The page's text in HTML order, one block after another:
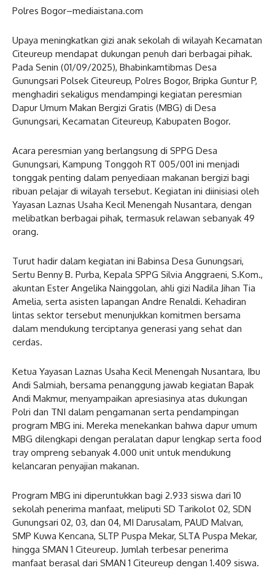
Polres Bogor–mediaistana.com
Upaya meningkatkan gizi anak sekolah di wilayah Kecamatan
Citeureup mendapat dukungan penuh dari berbagai pihak.
Pada Senin (01/09/2025), Bhabinkamtibmas Desa
Gunungsari Polsek Citeureup, Polres Bogor, Bripka Guntur P,
menghadiri sekaligus mendampingi kegiatan peresmian
Dapur Umum Makan Bergizi Gratis (MBG) di Desa
Gunungsari, Kecamatan Citeureup, Kabupaten Bogor.
Acara peresmian yang berlangsung di SPPG Desa
Gunungsari, Kampung Tonggoh RT 005/001 ini menjadi
tonggak penting dalam penyediaan makanan bergizi bagi
ribuan pelajar di wilayah tersebut. Kegiatan ini diinisiasi oleh
Yayasan Laznas Usaha Kecil Menengah Nusantara, dengan
melibatkan berbagai pihak, termasuk relawan sebanyak 49
orang.
Turut hadir dalam kegiatan ini Babinsa Desa Gunungsari,
Sertu Benny B. Purba, Kepala SPPG Silvia Anggraeni, S.Kom.,
akuntan Ester Angelika Nainggolan, ahli gizi Nadila Jihan Tia
Amelia, serta asisten lapangan Andre Renaldi. Kehadiran
lintas sektor tersebut menunjukkan komitmen bersama
dalam mendukung terciptanya generasi yang sehat dan
cerdas.
Ketua Yayasan Laznas Usaha Kecil Menengah Nusantara, Ibu
Andi Salmiah, bersama penanggung jawab kegiatan Bapak
Andi Makmur, menyampaikan apresiasinya atas dukungan
Polri dan TNI dalam pengamanan serta pendampingan
program MBG ini. Mereka menekankan bahwa dapur umum
MBG dilengkapi dengan peralatan dapur lengkap serta food
tray ompreng sebanyak 4.000 unit untuk mendukung
kelancaran penyajian makanan.
Program MBG ini diperuntukkan bagi 2.933 siswa dari 10
sekolah penerima manfaat, meliputi SD Tarikolot 02, SDN
Gunungsari 02, 03, dan 04, MI Darusalam, PAUD Malvan,
SMP Kuwa Kencana, SLTP Puspa Mekar, SLTA Puspa Mekar,
hingga SMAN 1 Citeureup. Jumlah terbesar penerima
manfaat berasal dari SMAN 1 Citeureup dengan 1.409 siswa.